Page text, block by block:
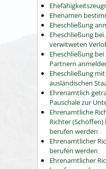
Ehenamen
Eheschließung
Eheschließung
verwitweten
Eheschließung
Partnern
Eheschließung
ausländischen
Ehrenamtlich
Pauschale zur
Ehrenamtliche
Richter
berufen werden
Ehrenamtlicher
berufen werden
Ehrenamtlicher